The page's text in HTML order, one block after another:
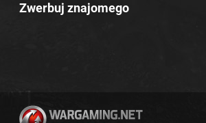
Zwerbuj znajomego